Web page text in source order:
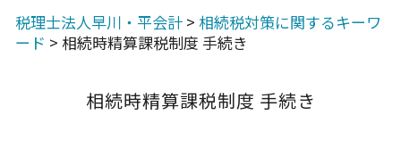
税理士法人早川・平会計 > 相続税対策に関するキーワ
ード > 相続時精算課税制度 手続き
相続時精算課税制度 手続き